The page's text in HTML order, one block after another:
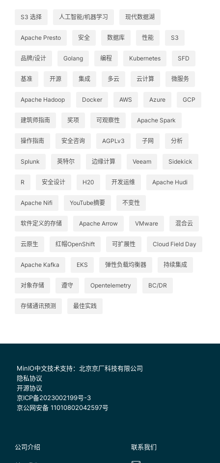
S3 选择 人工智能/机器学习 现代数据湖
Apache Presto 安全 数据库 性能 S3
品牌/设计 Golang 编程 Kubernetes SFD
基准 开源 集成 多云 云计算 微服务
Apache Hadoop Docker AWS Azure GCP
建筑师指南 奖项 可观察性 Apache Spark
操作指南 安全咨询 AGPLv3 子网 分析
Splunk 英特尔 边缘计算 Veeam Sidekick
R 安全设计 H20 开发运维 Apache Hudi
Apache Nifi YouTube摘要 不变性
软件定义的存储 Apache Arrow VMware 混合云
云原生 红帽OpenShift 可扩展性 Cloud Field Day
Apache Kafka EKS 弹性负载均衡器 持续集成
对象存储 遵守 Opentelemetry BC/DR
存储通讯预测 最佳实践
MinIO中文技术支持：北京京厂科技有限公司
隐私协议
开源协议
京ICP备2023002199号-3
京公网安备 11010802042597号
公司介绍 联系我们